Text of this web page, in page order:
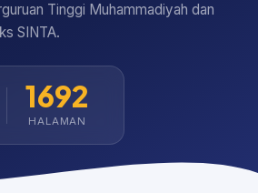
Tinggi Muhammadiyah dan
SINTA.
1692
HALAMAN